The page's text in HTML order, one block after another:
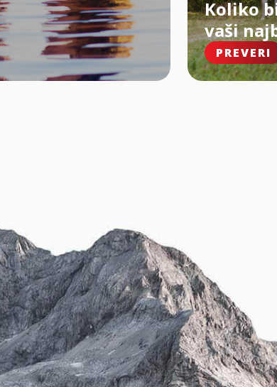
Koliko
vaši
PREVERI